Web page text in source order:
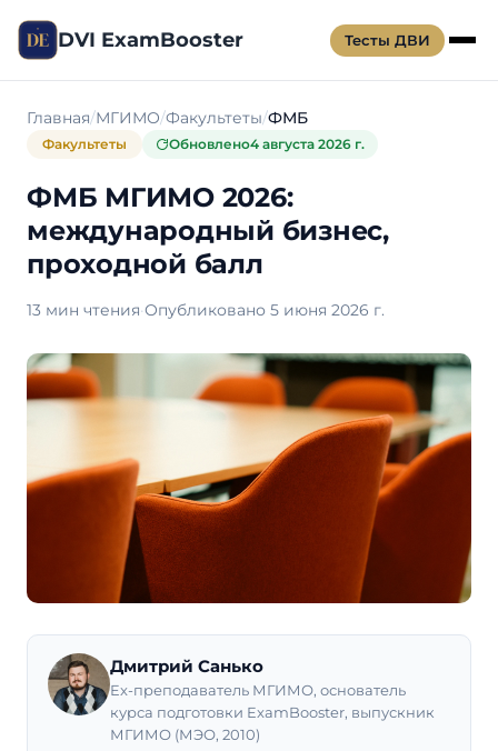
DVI ExamBooster Тесты ДВИ
Главная МГИМО Факультеты ФМБ
Факультеты Обновлено4 августа 2026 г.
ФМБ МГИМО 2026:
международный бизнес,
проходной балл
13 мин чтения·Опубликовано 5 июня 2026 г.
Дмитрий Санько
Ex-преподаватель МГИМО, основатель
курса подготовки ExamBooster, выпускник
МГИМО (МЭО, 2010)